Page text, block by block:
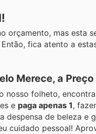
orçamento, mas esta
fica atento a
Merece, a
nosso folheto,
e paga apenas 1,
despensa de beleza e
cuidado pessoal!